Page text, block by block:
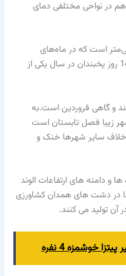
در نواحی مختلفی دمای
بارندگی بیش از5/387 میلی‌متر است که در ماه‌های
مختلف سال متغیر است. همدان با 143 روز یخبندان در سال یکی از
و گاهی فروردین است.به
زیبا فصل تابستان است
سایر شهرها خنک و
و دامنه های ارتفاعات الوند
در دشت های همدان کشاورزی
آن تولید می کنند.
خوشمزه 4 نفره